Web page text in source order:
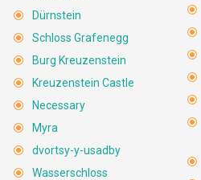
Dürnstein
Schloss Grafenegg
Burg Kreuzenstein
Kreuzenstein Castle
Necessary
Myra
dvortsy-y-usadby
Wasserschloss